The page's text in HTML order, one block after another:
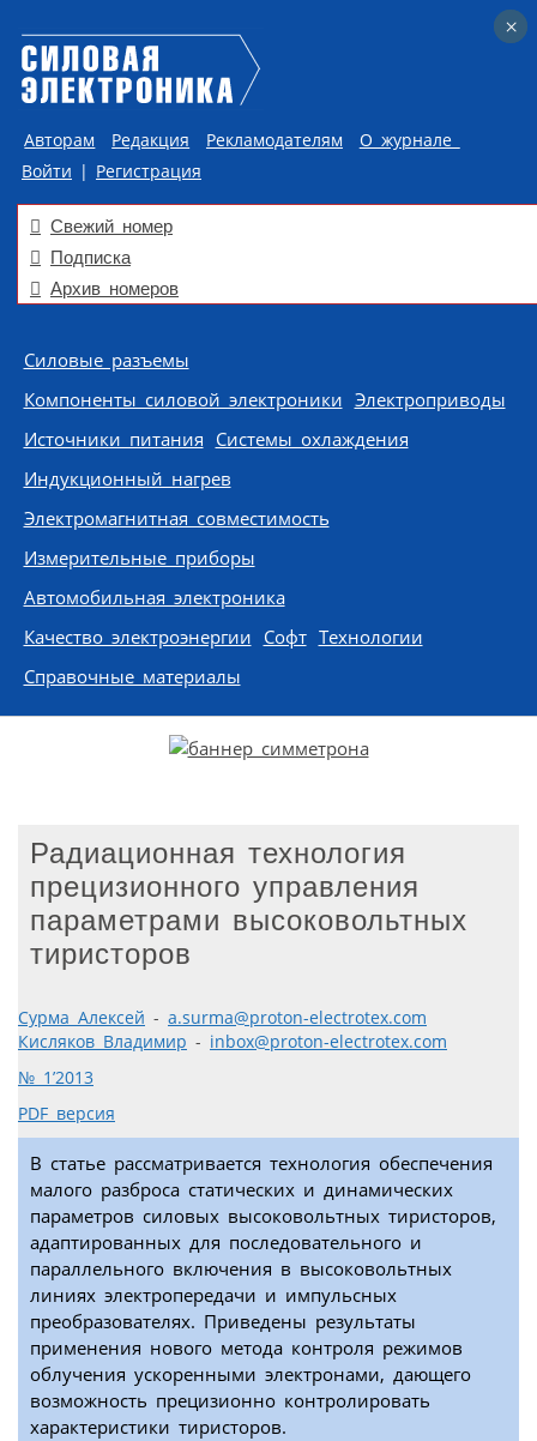
Авторам Редакция Рекламодателям
О журнале
Войти | Регистрация
Свежий номер
Подписка
Архив номеров
Skip to content
Силовые разъемы
Компоненты силовой электроники Электроприводы
Источники питания Системы охлаждения
Индукционный нагрев
Электромагнитная совместимость
Измерительные приборы
Автомобильная электроника
Качество электроэнергии Софт Технологии
Справочные материалы
Радиационная технология
прецизионного управления
параметрами высоковольтных
тиристоров
Сурма Алексей - a.surma@proton-electrotex.com
Кисляков Владимир - inbox@proton-electrotex.com
№ 1’2013
PDF версия
В статье рассматривается технология обеспечения
малого разброса статических и динамических
параметров силовых высоковольтных тиристоров,
адаптированных для последовательного и
параллельного включения в высоковольтных
линиях электропередачи и импульсных
преобразователях. Приведены результаты
применения нового метода контроля режимов
облучения ускоренными электронами, дающего
возможность прецизионно контролировать
характеристики тиристоров.
×
×